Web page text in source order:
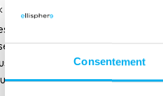
Consentement
management
matières, choisir les bons
ou encore choc
sur les défis majeurs de